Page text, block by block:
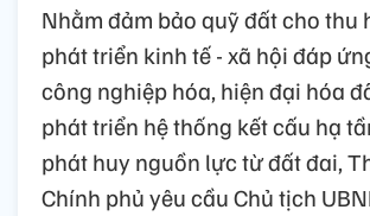
Nhằm đảm bảo quỹ đất cho thu
phát triển kinh tế - xã hội đáp
công nghiệp hóa, hiện đại hóa
phát triển hệ thống kết cấu hạ
phát huy nguồn lực từ đất đai,
Chính phủ yêu cầu Chủ tịch